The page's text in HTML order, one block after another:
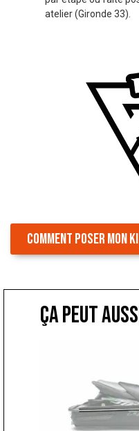
atelier (Gironde 33).
COMMENT POSER MON
ça peut